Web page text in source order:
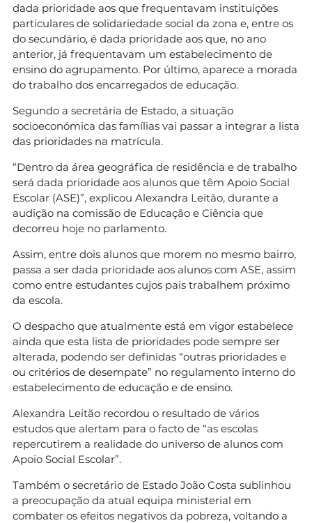
dada prioridade aos que frequentavam instituições
particulares de solidariedade social da zona e, entre os
do secundário, é dada prioridade aos que, no ano
anterior, já frequentavam um estabelecimento de
ensino do agrupamento. Por último, aparece a morada
do trabalho dos encarregados de educação.
Segundo a secretária de Estado, a situação
socioeconómica das famílias vai passar a integrar a lista
das prioridades na matrícula.
“Dentro da área geográfica de residência e de trabalho
será dada prioridade aos alunos que têm Apoio Social
Escolar (ASE)”, explicou Alexandra Leitão, durante a
audição na comissão de Educação e Ciência que
decorreu hoje no parlamento.
Assim, entre dois alunos que morem no mesmo bairro,
passa a ser dada prioridade aos alunos com ASE, assim
como entre estudantes cujos pais trabalhem próximo
da escola.
O despacho que atualmente está em vigor estabelece
ainda que esta lista de prioridades pode sempre ser
alterada, podendo ser definidas “outras prioridades e
ou critérios de desempate” no regulamento interno do
estabelecimento de educação e de ensino.
Alexandra Leitão recordou o resultado de vários
estudos que alertam para o facto de “as escolas
repercutirem a realidade do universo de alunos com
Apoio Social Escolar”.
Também o secretário de Estado João Costa sublinhou
a preocupação da atual equipa ministerial em
combater os efeitos negativos da pobreza, voltando a